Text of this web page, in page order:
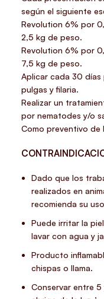
según el siguiente
Revolution 6% por
2,5 kg de peso.
Revolution 6% por
7,5 kg de peso.
Aplicar cada 30
pulgas y filaria.
Realizar un
por nematodes y/o
Como preventivo de
Dado que los
realizados en
recomienda su
Puede irritar la
lavar con agua y
Producto
chispas o llama.
Conservar entre